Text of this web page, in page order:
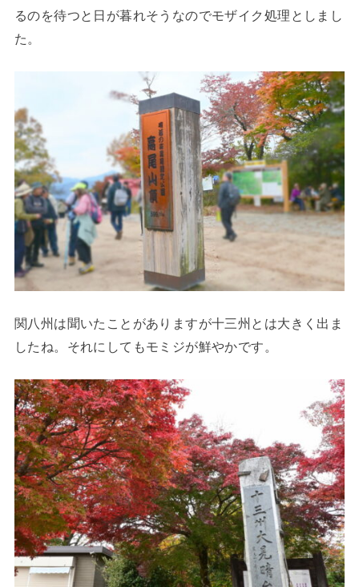
るのを待つと日が暮れそうなのでモザイク処理としまし
た。
関八州は聞いたことがありますが十三州とは大きく出ま
したね。それにしてもモミジが鮮やかです。